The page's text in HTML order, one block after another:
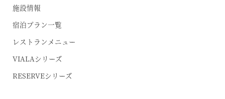
施設情報
宿泊プラン一覧
レストランメニュー
VIALAシリーズ
RESERVEシリーズ